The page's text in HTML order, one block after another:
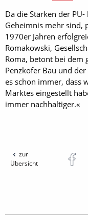
Da die Stärken der
Geheimnis mehr sind,
1970er Jahren
Romakowski,
Roma, betont bei dem
Penzkofer Bau und
es schon immer, dass
Marktes eingestellt
immer nachhaltiger.«
zur
Übersicht